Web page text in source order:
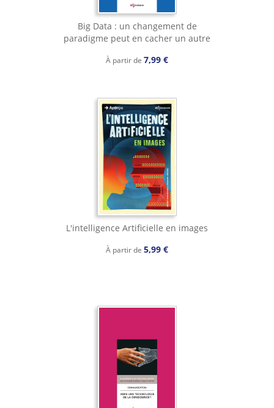
Big Data : un changement de
paradigme peut en cacher un autre
À partir de 7,99 €
L'intelligence Artificielle en images
À partir de 5,99 €